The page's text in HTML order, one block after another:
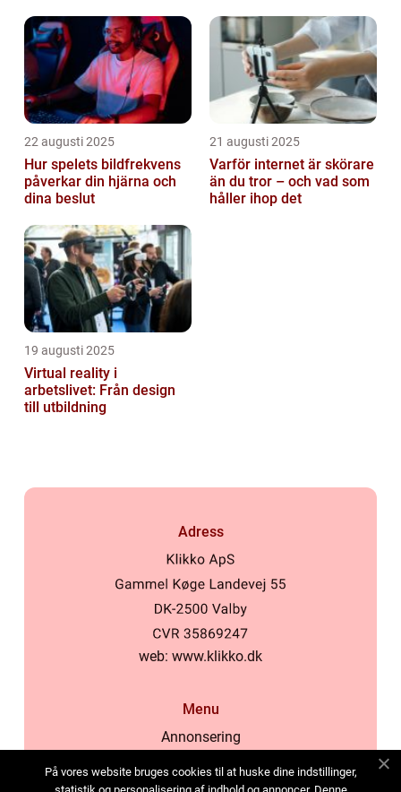
22 augusti 2025
Hur spelets bildfrekvens
påverkar din hjärna och
dina beslut
21 augusti 2025
Varför internet är skörare
än du tror – och vad som
håller ihop det
19 augusti 2025
Virtual reality i
arbetslivet: Från design
till utbildning
Adress
web: www.klikko.dk
Menu
Annonsering
Cookies
På vores website bruges cookies til at huske dine indstillinger,